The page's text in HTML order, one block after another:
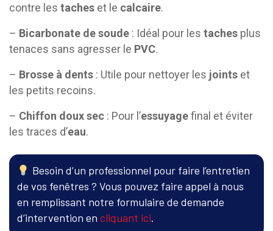
contre les taches et le calcaire.
– Bicarbonate de soude : Idéal pour les taches plus
tenaces sans agresser le PVC.
– Brosse à dents : Utile pour nettoyer les joints et
les petits recoins.
– Chiffon doux sec : Pour l’essuyagefinal et éviter
les traces d’eau.
Besoin d’un professionnel pour faire l’entretien
de vos fenêtres ? Vous pouvez faire appel à nous
en remplissant notre formulaire de demande
d’intervention en cliquant ici.